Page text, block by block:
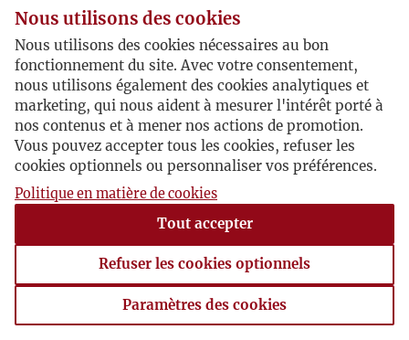
M
N
O
P
Nous utilisons des cookies
Nous utilisons des cookies nécessaires au bon
fonctionnement du site. Avec votre consentement,
nous utilisons également des cookies analytiques et
marketing, qui nous aident à mesurer l'intérêt porté à
nos contenus et à mener nos actions de promotion.
Vous pouvez accepter tous les cookies, refuser les
cookies optionnels ou personnaliser vos préférences.
Politique en matière de cookies
Tout accepter
Refuser les cookies optionnels
Paramètres des cookies
Paramètres des cookies